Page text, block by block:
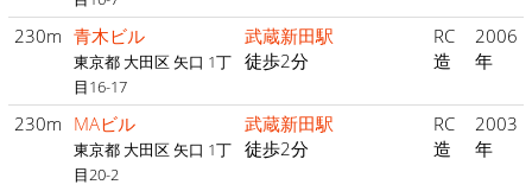
230m 青木ビル
東京都 大田区 矢口 1丁
目16-17
武蔵新田駅
徒歩2分
RC
造
2006
年
230m MAビル
東京都 大田区 矢口 1丁
目20-2
武蔵新田駅
徒歩2分
RC
造
2003
年